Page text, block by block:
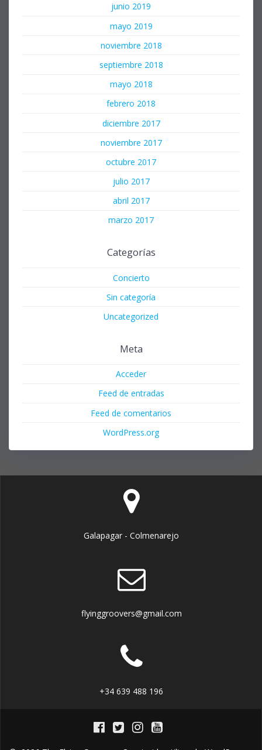
junio 2019
mayo 2019
noviembre 2018
septiembre 2018
mayo 2018
febrero 2018
diciembre 2017
noviembre 2017
octubre 2017
julio 2017
abril 2017
marzo 2017
Categorías
Concierto
Sin categoría
Uncategorized
Meta
Acceder
Feed de entradas
Feed de comentarios
WordPress.org
Galapagar - Colmenarejo
flyinggroovers@gmail.com
+34 639 488 196